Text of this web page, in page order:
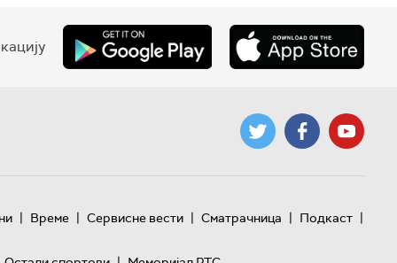
| Време | Сервисне вести | Сматрачница | Подкаст |